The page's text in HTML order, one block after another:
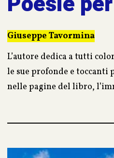
Giuseppe Tavormina
L’autore dedica a tutti
le sue profonde e
nelle pagine del libro,